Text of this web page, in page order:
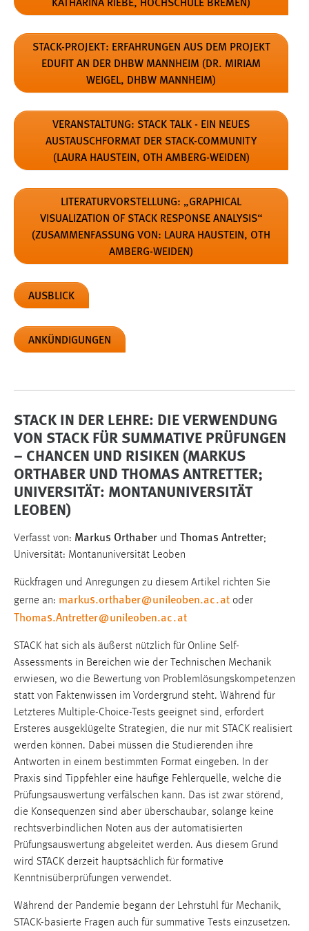
STACK-PROJEKT: ERFAHRUNGEN AUS DEM PROJEKT
EDUFIT AN DER DHBW MANNHEIM (DR. MIRIAM
WEIGEL, DHBW MANNHEIM)
VERANSTALTUNG: STACK TALK - EIN NEUES
AUSTAUSCHFORMAT DER STACK-COMMUNITY
(LAURA HAUSTEIN, OTH AMBERG-WEIDEN)
LITERATURVORSTELLUNG: „GRAPHICAL
VISUALIZATION OF STACK RESPONSE ANALYSIS“
(ZUSAMMENFASSUNG VON: LAURA HAUSTEIN, OTH
AMBERG-WEIDEN)
AUSBLICK
ANKÜNDIGUNGEN
STACK IN DER LEHRE: DIE VERWENDUNG
VON STACK FÜR SUMMATIVE PRÜFUNGEN
– CHANCEN UND RISIKEN (MARKUS
ORTHABER UND THOMAS ANTRETTER;
UNIVERSITÄT: MONTANUNIVERSITÄT
LEOBEN)
Verfasst von: Markus Orthaber und Thomas Antretter;
Universität: Montanuniversität Leoben
Rückfragen und Anregungen zu diesem Artikel richten Sie
gerne an: markus.orthaber@unileoben.ac.at oder
Thomas.Antretter@unileoben.ac.at
STACK hat sich als äußerst nützlich für Online Self-
Assessments in Bereichen wie der Technischen Mechanik
erwiesen, wo die Bewertung von Problemlösungskompetenzen
statt von Faktenwissen im Vordergrund steht. Während für
Letzteres Multiple-Choice-Tests geeignet sind, erfordert
Ersteres ausgeklügelte Strategien, die nur mit STACK realisiert
werden können. Dabei müssen die Studierenden ihre
Antworten in einem bestimmten Format eingeben. In der
Praxis sind Tippfehler eine häufige Fehlerquelle, welche die
Prüfungsauswertung verfälschen kann. Das ist zwar störend,
die Konsequenzen sind aber überschaubar, solange keine
rechtsverbindlichen Noten aus der automatisierten
Prüfungsauswertung abgeleitet werden. Aus diesem Grund
wird STACK derzeit hauptsächlich für formative
Kenntnisüberprüfungen verwendet.
Während der Pandemie begann der Lehrstuhl für Mechanik,
STACK-basierte Fragen auch für summative Tests einzusetzen.
Es gelten die Datenschutzbestimmungen dieser
Dienste:
Kartenkacheln „Karte“ von OpenStreetMap:
Kartenkacheln „Satellit“ von ESRI/ArcGIS:
https://trust.arcgis.com/de/privacy/privacy-tab-
intro.htm
Kartenmaterial
Name:
stack_map
Zweck:
Cookie Laufzeit:
3 Monate